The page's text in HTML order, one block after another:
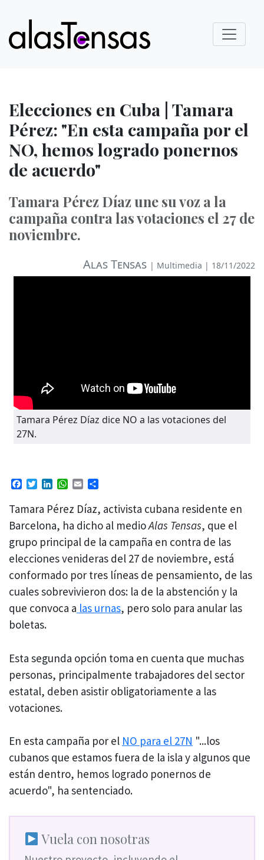
Elecciones en Cuba | Tamara
Pérez: "En esta campaña por el
NO, hemos logrado ponernos
de acuerdo"
Tamara Pérez Díaz une su voz a la
campaña contra las votaciones el 27 de
noviembre.
Alas Tensas | Multimedia | 18/11/2022
Tamara Pérez Díaz dice NO a las votaciones del
27N.
Facebook
TwitterLinkedIn
WhatsApp
Email
Tamara Pérez Díaz, activista cubana residente en
Barcelona, ha dicho al medioAlas Tensas, que el
grupo principal de la campaña en contra de las
elecciones venideras del 27 de noviembre, está
conformado por tres líneas de pensamiento, de las
cuales sobrevivieron dos: la de la abstención y la
que convoca a las urnas, pero solo para anular las
boletas.
Esta segunda opción toma en cuenta que muchas
personas, principalmente trabajadores del sector
estatal, deben asistir obligatoriamente a las
votaciones.
En esta campaña por el NO para el 27N "...los
cubanos que estamos fuera de la isla y algunos que
están dentro, hemos logrado ponernos de
acuerdo", ha sentenciado.
Vuela con nosotras